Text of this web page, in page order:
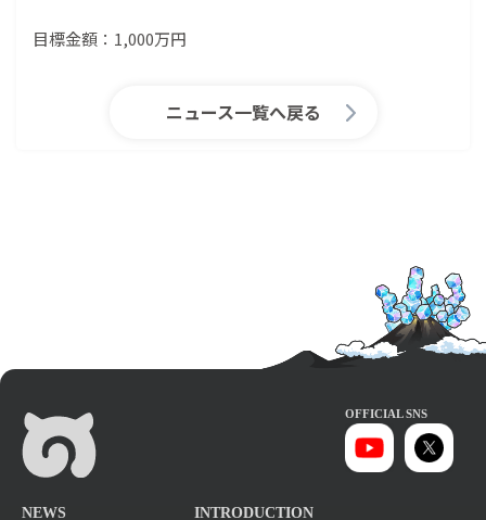
目標金額：1,000万円
ニュース一覧へ戻る
OFFICIAL SNS
NEWS INTRODUCTION